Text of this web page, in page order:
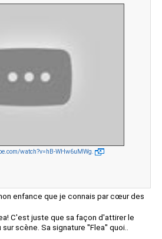
watch?v=hB-WHw6uMWg.
enfance que je connais par cœur des
C'est juste que sa façon d'attirer le
scène. Sa signature ''Flea'' quoi..